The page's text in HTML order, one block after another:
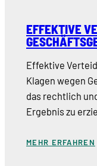
EFFEKTIVE
Effektive
Klagen wegen
das rechtlich
Ergebnis zu
MEHR ERFAHREN